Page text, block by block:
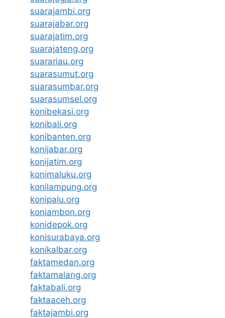
suarajambi.org
suarajabar.org
suarajatim.org
suarajateng.org
suarariau.org
suarasumut.org
suarasumbar.org
suarasumsel.org
konibekasi.org
konibali.org
konibanten.org
konijabar.org
konijatim.org
konimaluku.org
konilampung.org
konipalu.org
koniambon.org
konidepok.org
konisurabaya.org
konikalbar.org
faktamedan.org
faktamalang.org
faktabali.org
faktaaceh.org
faktajambi.org